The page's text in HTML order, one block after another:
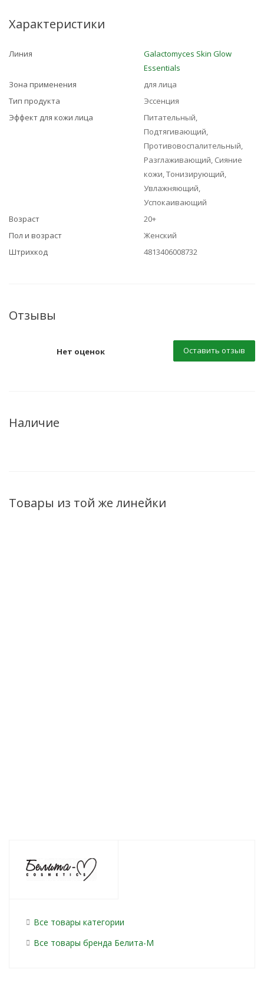
Характеристики
Линия
Galactomyces Skin Glow
Essentials
Зона применения
для лица
Тип продукта
Эссенция
Эффект для кожи лица
Питательный,
Подтягивающий,
Противовоспалительный,
Разглаживающий, Сияние
кожи, Тонизирующий,
Увлажняющий,
Успокаивающий
Возраст
20+
Пол и возраст
Женский
Штрихкод
4813406008732
Отзывы
Нет оценок Оставить отзыв
Наличие
Товары из той же линейки
Все товары категории
Все товары бренда Белита-М